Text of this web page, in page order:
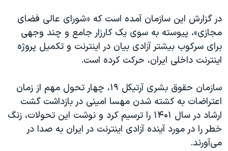
در گزارش این سازمان آمده است که «شورای عالی فضای
مجازی»، پیوسته به سوی یک کارزار جامع و چند وجهی
برای سرکوب بیشتر آزادی بیان در اینترنت و تکمیل پروژه
اینترنت داخلی ایران، حرکت کرده است.
سازمان حقوق بشری آرتیکل ۱۹، چهار تحول مهم از زمان
اعتراضات به کشته شدن مهسا امینی در بازداشت گشت
ارشاد در سال ۱۴۰۱ را ترسیم کرد و نوشت این تحولات، زنگ
خطر را در مورد آینده آزادی اینترنت در ایران به صدا در
می‌آورند.